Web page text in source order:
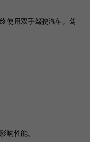
使用双手驾驶汽车。驾
响性能。